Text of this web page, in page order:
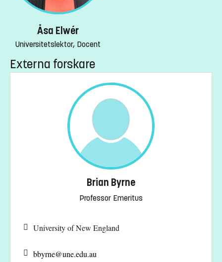
Åsa Elwér
Universitetslektor, Docent
Externa forskare
Brian Byrne
Professor Emeritus
University of New England
bbyrne@une.edu.au